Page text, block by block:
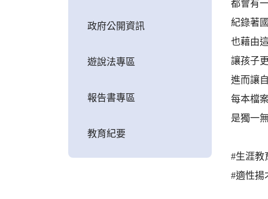
政府公開資訊
遊說法專區
報告書專區
教育紀要
都會有
紀錄著
也藉由
讓孩子
進而讓
每本檔
是獨一
#生涯教
#適性揚